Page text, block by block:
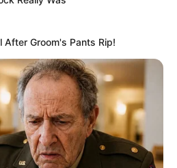
After Groom's Pants Rip!